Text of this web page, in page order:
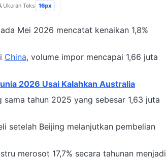
Ukuran Teks 16px
Mei 2026 mencatat kenaikan 1,8%
China, volume impor mencapai 1,66 juta
2026 Usai Kalahkan Australia
tahun 2025 yang sebesar 1,63 juta
setelah Beijing melanjutkan pembelian
merosot 17,7% secara tahunan menjadi